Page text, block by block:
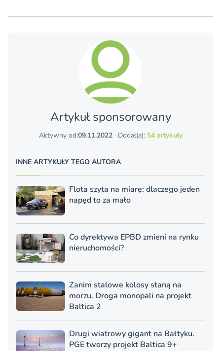
Artykuł sponsorowany
Aktywny od:09.11.2022· Dodał(a): 54 artykuły
INNE ARTYKUŁY TEGO AUTORA
Flota szyta na miarę: dlaczego jeden
napęd to za mało
Co dyrektywa EPBD zmieni na rynku
nieruchomości?
Zanim stalowe kolosy staną na
morzu. Droga monopali na projekt
Baltica 2
Drugi wiatrowy gigant na Bałtyku.
PGE tworzy projekt Baltica 9+